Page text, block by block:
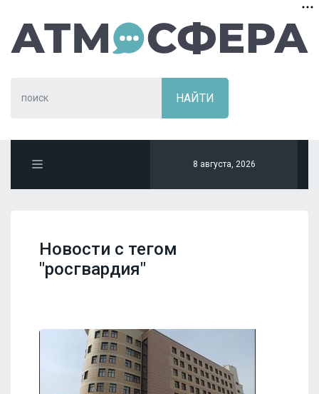
8 августа, 2026
Новости с тегом
"росгвардия"